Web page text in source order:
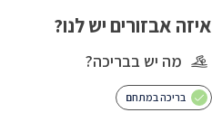
איזה אבזורים יש לנו?
מה יש בבריכה?
בריכה במתחם